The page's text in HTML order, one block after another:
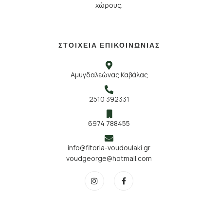
χώρους.
ΣΤΟΙΧΕΙΑ ΕΠΙΚΟΙΝΩΝΙΑΣ
Αμυγδαλεώνας Καβάλας
2510 392331
6974 788455
info@fitoria-voudoulaki.gr
voudgeorge@hotmail.com